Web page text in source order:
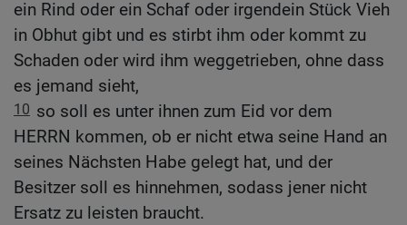
ein Rind oder ein Schaf oder irgendein Stück Vieh
in Obhut gibt und es stirbt ihm oder kommt zu
Schaden oder wird ihm weggetrieben, ohne dass
es jemand sieht,
10 so soll es unter ihnen zum Eid vor dem
HERRN kommen, ob er nicht etwa seine Hand an
seines Nächsten Habe gelegt hat, und der
Besitzer soll es hinnehmen, sodass jener nicht
Ersatz zu leisten braucht.